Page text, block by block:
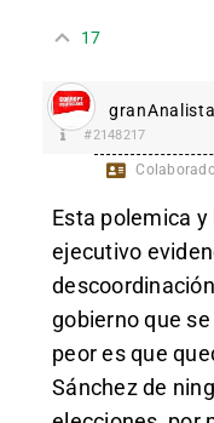
17
granAnalista
#2148217
Esta polemica y
ejecutivo
gobierno que
peor es que
Sánchez de